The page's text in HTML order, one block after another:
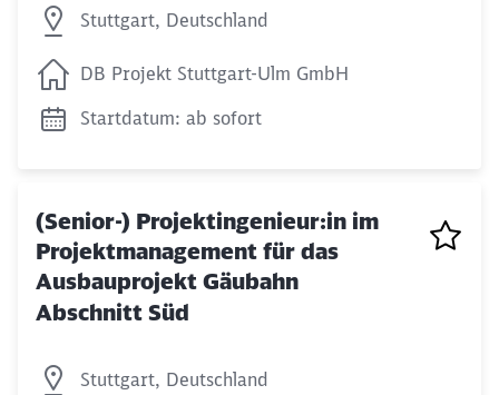
Stuttgart, Deutschland
DB Projekt Stuttgart-Ulm GmbH
Startdatum: ab sofort
(Senior-) Projektingenieur:in im
Projektmanagement für das
Ausbauprojekt Gäubahn
Abschnitt Süd
Stuttgart, Deutschland